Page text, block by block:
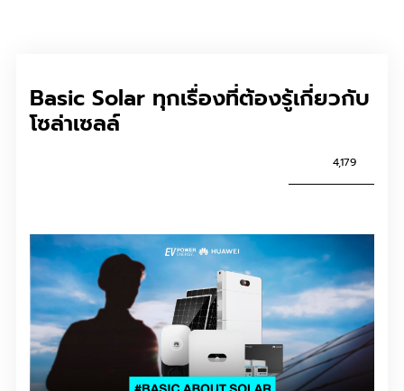
Basic Solar ทุกเรื่องที่ต้องรู้เกี่ยวกับ
โซล่าเซลล์
4,179